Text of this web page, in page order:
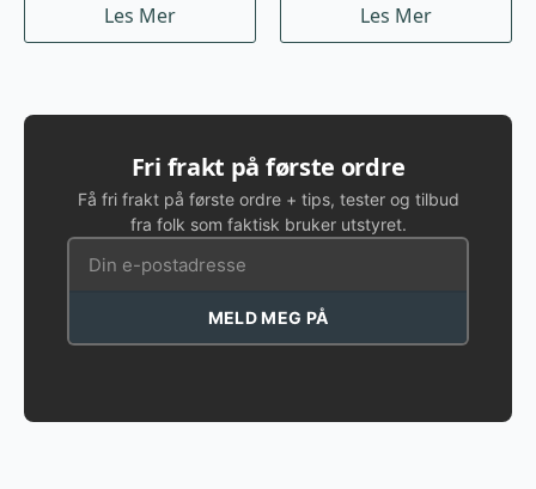
Les Mer Les Mer
Fri frakt på første ordre
Få fri frakt på første ordre + tips, tester og tilbud
fra folk som faktisk bruker utstyret.
MELD MEG PÅ